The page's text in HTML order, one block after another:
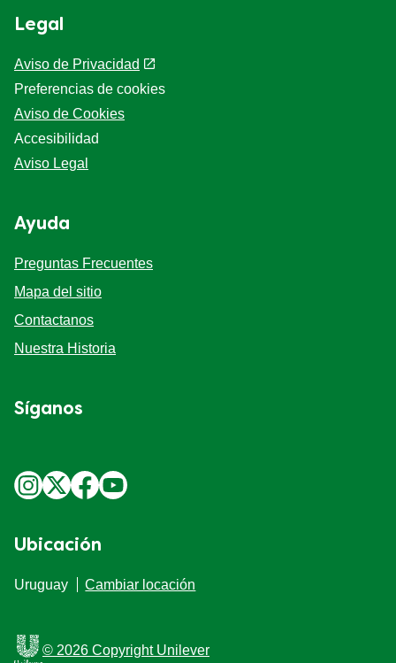
Legal
Aviso de Privacidad
Preferencias de cookies
Aviso de Cookies
Accesibilidad
Aviso Legal
Ayuda
Preguntas Frecuentes
Mapa del sitio
Contactanos
Nuestra Historia
Síganos
Ubicación
Uruguay Cambiar locación
© 2026 Copyright Unilever